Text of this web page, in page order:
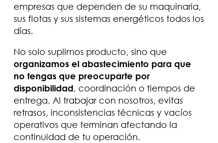
empresas que dependen de su maquinaria,
sus flotas y sus sistemas energéticos todos los
días.
No solo suplimos producto, sino que
organizamos el abastecimiento para que
no tengas que preocuparte por
disponibilidad, coordinación o tiempos de
entrega. Al trabajar con nosotros, evitas
retrasos, inconsistencias técnicas y vacíos
operativos que terminan afectando la
continuidad de tu operación.